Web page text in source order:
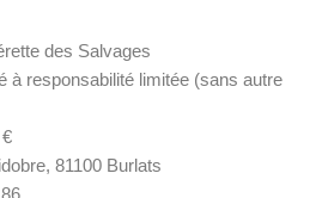
des Salvages
à responsabilité limitée (sans autre
81100 Burlats